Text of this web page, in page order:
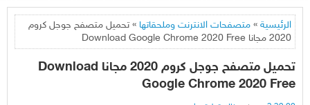
الرئيسية » متصفحات الانترنت وملحقاتها » تحميل متصفح جوجل كروم
2020 مجانا Download Google Chrome 2020 Free
تحميل متصفح جوجل كروم 2020 مجانا Download
Google Chrome 2020 Free